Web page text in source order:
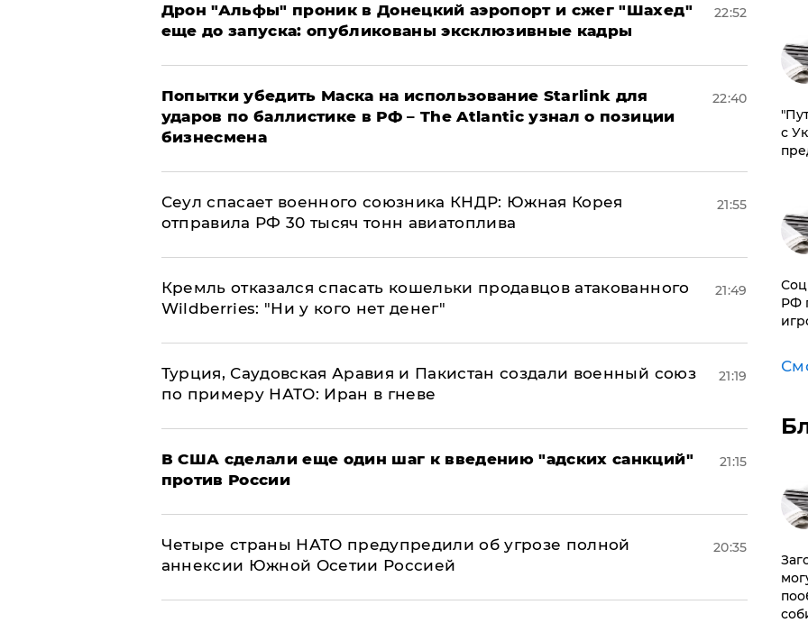
Дрон "Альфы" проник в Донецкий аэропорт и сжег "Шахед"
еще до запуска: опубликованы эксклюзивные кадры
22:52
Попытки убедить Маска на использование Starlink для
ударов по баллистике в РФ – The Atlantic узнал о позиции
бизнесмена
22:40
​Сеул спасает военного союзника КНДР: Южная Корея
отправила РФ 30 тысяч тонн авиатоплива
21:55
Кремль отказался спасать кошельки продавцов атакованного
Wildberries: "Ни у кого нет денег"
21:49
Турция, Саудовская Аравия и Пакистан создали военный союз
по примеру НАТО: Иран в гневе
21:19
В США сделали еще один шаг к введению "адских санкций"
против России
21:15
Четыре страны НАТО предупредили об угрозе полной
аннексии Южной Осетии Россией
20:35
с
РФ